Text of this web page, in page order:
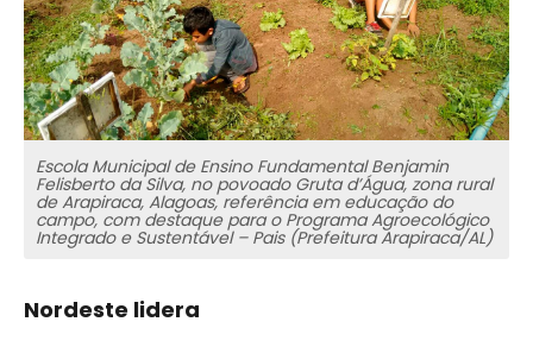
Escola Municipal de Ensino Fundamental Benjamin
Felisberto da Silva, no povoado Gruta d’Água, zona rural
de Arapiraca, Alagoas, referência em educação do
campo, com destaque para o Programa Agroecológico
Integrado e Sustentável – Pais (Prefeitura Arapiraca/AL)
Nordeste lidera